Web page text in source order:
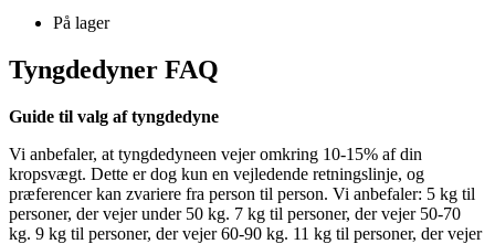
På lager
Tyngdedyner FAQ
Guide til valg af tyngdedyne
Vi anbefaler, at tyngdedyneen vejer omkring 10-15% af din
kropsvægt. Dette er dog kun en vejledende retningslinje, og
præferencer kan zvariere fra person til person. Vi anbefaler: 5 kg til
personer, der vejer under 50 kg. 7 kg til personer, der vejer 50-70
kg. 9 kg til personer, der vejer 60-90 kg. 11 kg til personer, der vejer